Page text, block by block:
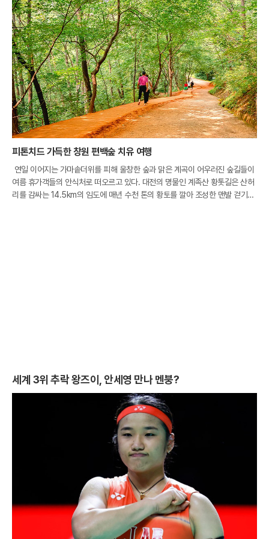
피톤치드 가득한 창원 편백숲 치유 여행
연일 이어지는 가마솥더위를 피해 울창한 숲과 맑은 계곡이 어우러진 숲길들이
여름 휴가객들의 안식처로 떠오르고 있다. 대전의 명물인 계족산 황톳길은 산허
리를 감싸는 14.5km의 임도에 매년 수천 톤의 황토를 깔아 조성한 맨발 걷기의
세계 3위 추락 왕즈이, 안세영 만나 멘붕?